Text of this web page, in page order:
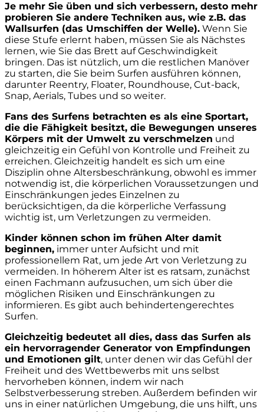
Je mehr Sie üben und sich verbessern, desto mehr
probieren Sie andere Techniken aus, wie z.B. das
Wallsurfen (das Umschiffen der Welle). Wenn Sie
diese Stufe erlernt haben, müssen Sie als Nächstes
lernen, wie Sie das Brett auf Geschwindigkeit
bringen. Das ist nützlich, um die restlichen Manöver
zu starten, die Sie beim Surfen ausführen können,
darunter Reentry, Floater, Roundhouse, Cut-back,
Snap, Aerials, Tubes und so weiter.
Fans des Surfens betrachten es als eine Sportart,
die die Fähigkeit besitzt, die Bewegungen unseres
Körpers mit der Umwelt zu verschmelzen und
gleichzeitig ein Gefühl von Kontrolle und Freiheit zu
erreichen. Gleichzeitig handelt es sich um eine
Disziplin ohne Altersbeschränkung, obwohl es immer
notwendig ist, die körperlichen Voraussetzungen und
Einschränkungen jedes Einzelnen zu
berücksichtigen, da die körperliche Verfassung
wichtig ist, um Verletzungen zu vermeiden.
Kinder können schon im frühen Alter damit
beginnen, immer unter Aufsicht und mit
professionellem Rat, um jede Art von Verletzung zu
vermeiden. In höherem Alter ist es ratsam, zunächst
einen Fachmann aufzusuchen, um sich über die
möglichen Risiken und Einschränkungen zu
informieren. Es gibt auch behindertengerechtes
Surfen.
Gleichzeitig bedeutet all dies, dass das Surfen als
ein hervorragender Generator von Empfindungen
und Emotionen gilt, unter denen wir das Gefühl der
Freiheit und des Wettbewerbs mit uns selbst
hervorheben können, indem wir nach
Selbstverbesserung streben. Außerdem befinden wir
uns in einer natürlichen Umgebung, die uns hilft, uns